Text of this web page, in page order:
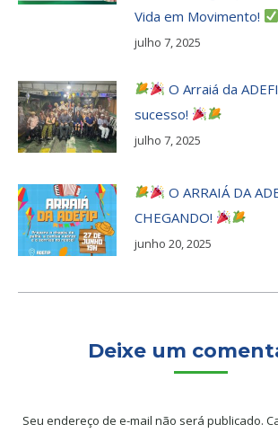
Vida em Movimento!
julho 7, 2025
O Arraiá da
sucesso!
julho 7, 2025
O ARRAIÁ DA
CHEGANDO!
junho 20, 2025
Deixe um
Seu endereço de e-mail não será publicado.